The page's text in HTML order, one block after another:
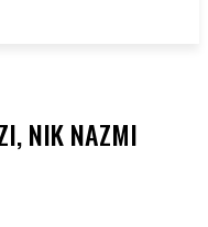
NIK NAZMI